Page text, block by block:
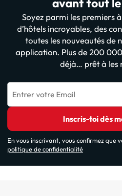
avant tout
Soyez parmi les premiers
d’hôtels incroyables, des
toutes les nouveautés de
application. Plus de 200
déjà… prêt à les
Entrer votre Email
Inscris-toi dès
En vous inscrivant, vous confirmez que
politique de confidentialité